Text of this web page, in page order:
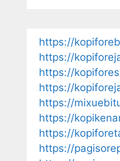
https://
https://
https://
https://
https://
https://
https://
https://